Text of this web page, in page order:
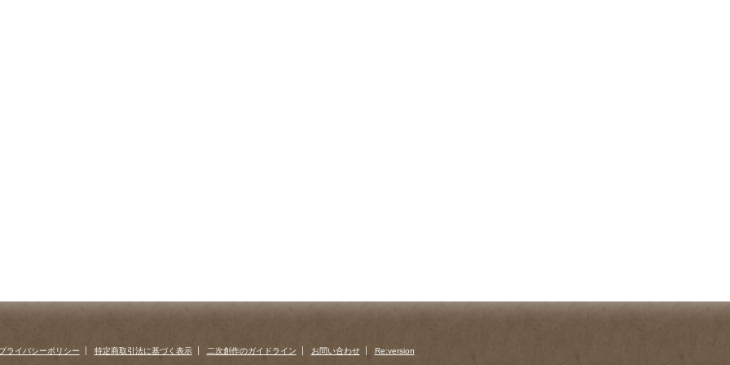
ライバシーポリシー 特定商取引法に基づく表示 二次創作のガイドライン お問い合わせ Re:version